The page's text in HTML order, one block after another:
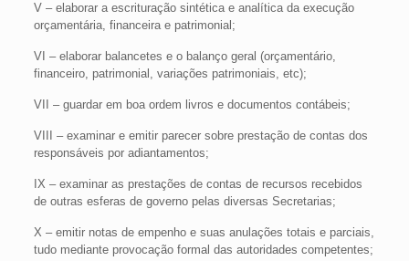
V – elaborar a escrituração sintética e analítica da execução
orçamentária, financeira e patrimonial;
VI – elaborar balancetes e o balanço geral (orçamentário,
financeiro, patrimonial, variações patrimoniais, etc);
VII – guardar em boa ordem livros e documentos contábeis;
VIII – examinar e emitir parecer sobre prestação de contas dos
responsáveis por adiantamentos;
IX – examinar as prestações de contas de recursos recebidos
de outras esferas de governo pelas diversas Secretarias;
X – emitir notas de empenho e suas anulações totais e parciais,
tudo mediante provocação formal das autoridades competentes;